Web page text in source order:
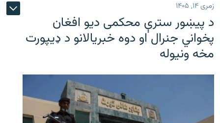
زمری ۱۴, ۱۴۰۵
د پیښور سترې محکمی دیو افغان
پخواني جنرال او دوه خبریالانو د ډیپورت
مخه ونیوله